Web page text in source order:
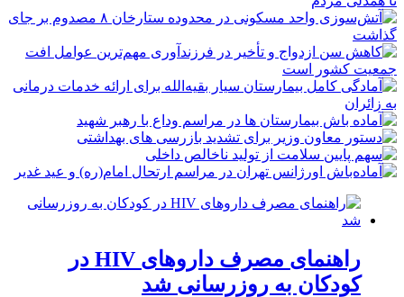
راهنمای مصرف داروهای HIV در
کودکان به روزرسانی شد